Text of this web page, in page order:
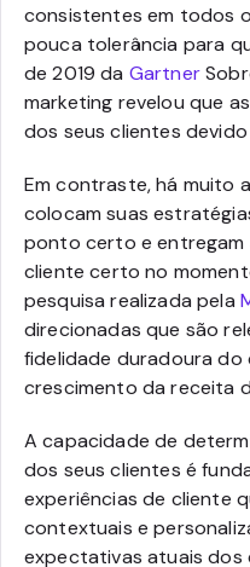
consistentes em todos
pouca tolerância para
de 2019 da Gartner
marketing revelou que
dos seus clientes
Em contraste, há muito
colocam suas
ponto certo e entregam
cliente certo no
pesquisa realizada pela
direcionadas que são
fidelidade duradoura do
crescimento da receita
A capacidade de
dos seus clientes é
experiências de cliente
contextuais e
expectativas atuais dos